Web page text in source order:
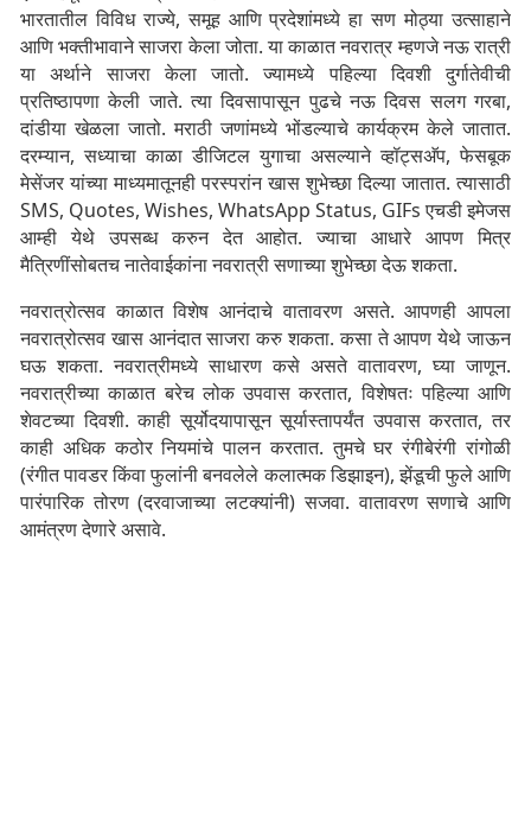
भारतातील विविध राज्ये, समूह आणि प्रदेशांमध्ये हा सण मोठ्या उत्साहाने
आणि भक्तीभावाने साजरा केला जोता. या काळात नवरात्र म्हणजे नऊ रात्री
या अर्थाने साजरा केला जातो. ज्यामध्ये पहिल्या दिवशी दुर्गातेवीची
प्रतिष्ठापणा केली जाते. त्या दिवसापासून पुढचे नऊ दिवस सलग गरबा,
दांडीया खेळला जातो. मराठी जणांमध्ये भोंडल्याचे कार्यक्रम केले जातात.
दरम्यान, सध्याचा काळा डीजिटल युगाचा असल्याने व्हॉट्सअ‍ॅप, फेसबूक
मेसेंजर यांच्या माध्यमातूनही परस्परांन खास शुभेच्छा दिल्या जातात. त्यासाठी
SMS, Quotes, Wishes, WhatsApp Status, GIFs एचडी इमेजस
आम्ही येथे उपसब्ध करुन देत आहोत. ज्याचा आधारे आपण मित्र
मैत्रिणींसोबतच नातेवाईकांना नवरात्री सणाच्या शुभेच्छा देऊ शकता.
नवरात्रोत्सव काळात विशेष आनंदाचे वातावरण असते. आपणही आपला
नवरात्रोत्सव खास आनंदात साजरा करु शकता. कसा ते आपण येथे जाऊन
घऊ शकता. नवरात्रीमध्ये साधारण कसे असते वातावरण, घ्या जाणून.
नवरात्रीच्या काळात बरेच लोक उपवास करतात, विशेषतः पहिल्या आणि
शेवटच्या दिवशी. काही सूर्योदयापासून सूर्यास्तापर्यंत उपवास करतात, तर
काही अधिक कठोर नियमांचे पालन करतात. तुमचे घर रंगीबेरंगी रांगोळी
(रंगीत पावडर किंवा फुलांनी बनवलेले कलात्मक डिझाइन), झेंडूची फुले आणि
पारंपारिक तोरण (दरवाजाच्या लटक्यांनी) सजवा. वातावरण सणाचे आणि
आमंत्रण देणारे असावे.